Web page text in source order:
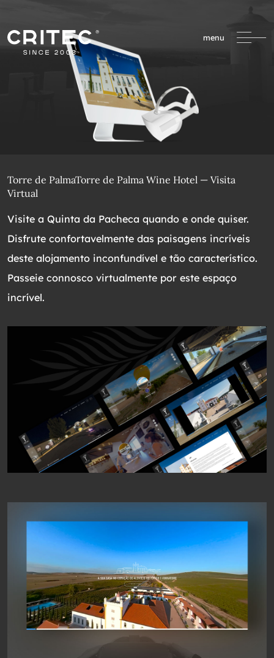
menu
Torre de PalmaTorre de Palma Wine Hotel — Visita
Virtual
Visite a Quinta da Pacheca quando e onde quiser.
Disfrute confortavelmente das paisagens incríveis
deste alojamento inconfundível e tão característico.
Passeie connosco virtualmente por este espaço
incrível.